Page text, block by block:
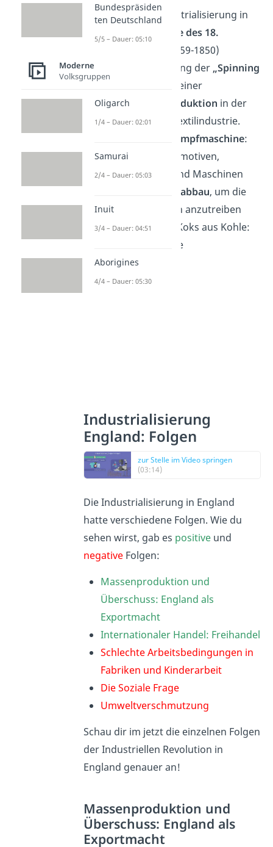
Beginnder Industrialisierung in
2. Hälfte des 18.
(1759-1850)
1765: Die Erfindung der „Spinning
führte zu einer
gesteigerten Produktion in der
Baumwoll- und Textilindustrie.
Dampfmaschine:
Antrieb von Lokomotiven,
Dampfschiffen und Maschinen
Kohleabbau, um die
Dampfmaschinen anzutreiben
Herstellung von Koks aus Kohle:
Brennstoff für die
Eisenproduktion
Industrialisierung
England: Folgen
zur Stelle im Video springen
(03:14)
Die Industrialisierung in England
hatte verschiedene Folgen. Wie du
sehen wirst, gab es positiveund
negativeFolgen:
Massenproduktion und
Überschuss: England als
Exportmacht
Internationaler Handel: Freihandel
Schlechte Arbeitsbedingungen in
Fabriken und Kinderarbeit
Die Soziale Frage
Umweltverschmutzung
Schau dir im jetzt die einzelnen Folgen
der Industriellen Revolution in
England genauer an!
Massenproduktion und
Überschuss: England als
Exportmacht
Bundespräsiden
ten Deutschland
5/5 – Dauer: 05:10
Moderne
Volksgruppen
Oligarch
1/4 – Dauer: 02:01
Samurai
2/4 – Dauer: 05:03
Inuit
3/4 – Dauer: 04:51
Aborigines
4/4 – Dauer: 05:30